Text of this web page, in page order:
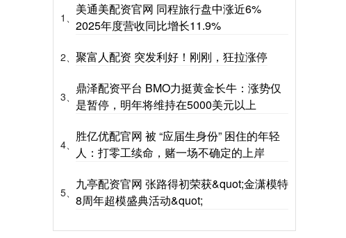
1、
美通美配资官网 同程旅行盘中涨近6%
2025年度营收同比增长11.9%
2、 聚富人配资 突发利好！刚刚，狂拉涨停
3、
鼎泽配资平台 BMO力挺黄金长牛：涨势仅
是暂停，明年将维持在5000美元以上
4、
胜亿优配官网 被 “应届生身份” 困住的年轻
人：打零工续命，赌一场不确定的上岸
5、
九亭配资官网 张路得初荣获&quot;金潇模特
8周年超模盛典活动&quot;